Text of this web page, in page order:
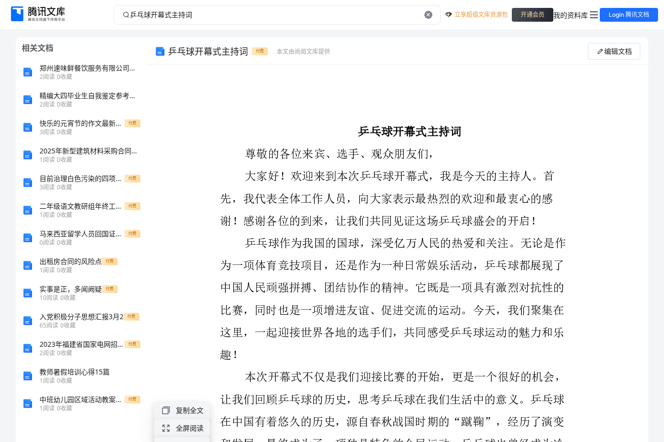
乒
立享超值文库资源包 开通会员 我的资料库 Login 腾讯文档
相关文档
郑州速味鲜餐饮服务有限公司介绍企业发展分析报告
2阅读 0收藏
精编大四毕业生自我鉴定参考范文2篇
2阅读 0收藏
快乐的元宵节的作文最新精选 付费
3阅读 0收藏
2025年新型建筑材料采购合同范本
1阅读 0收藏
目前治理白色污染的四项新技术 付费
3阅读 0收藏
二年级语文教研组年终工作总结 付费
1阅读 0收藏
马来西亚留学人员回国证明最佳方案的详解介绍 付费
0阅读 0收藏
出租房合同的风险点 付费
1阅读 0收藏
实事是正，多闻阙疑 付费
10阅读 0收藏
入党积极分子思想汇报3月2 付费
65阅读 0收藏
2023年福建省国家电网招聘之环化材料类题库与答案 付费
2阅读 0收藏
教师暑假培训心得15篇
1阅读 0收藏
中班幼儿园区域活动教案：激发自主学习兴趣 付费
1阅读 0收藏
乒乓球开幕式主持词 付费 本文由尚阅文库提供 编辑文档
在今天的开幕式上，我们为大家准备了一系列丰富多彩的节目，
谢！感谢各位的到来，让我们共同见证这场乒乓球盛会的开启！
乒乓球作为我国的国球，深受亿万人民的热爱和关注。无论是作
比赛，同时也是一项增进友谊、促进交流的运动。今天，我们聚集在
这里，一起迎接世界各地的选手们，共同感受乒乓球运动的魅力和乐
在中国有着悠久的历史，源自春秋战国时期的“蹴鞠”，经历了演变
战时期中国与美国的象征，两国乒乓球队的接触和赛事互访，为改善
复制全文
全屏阅读